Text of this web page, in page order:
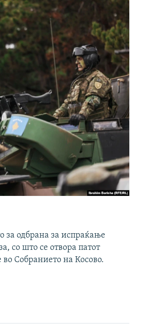
за одбрана за испраќање
со што се отвора патот
во Собранието на Косово.